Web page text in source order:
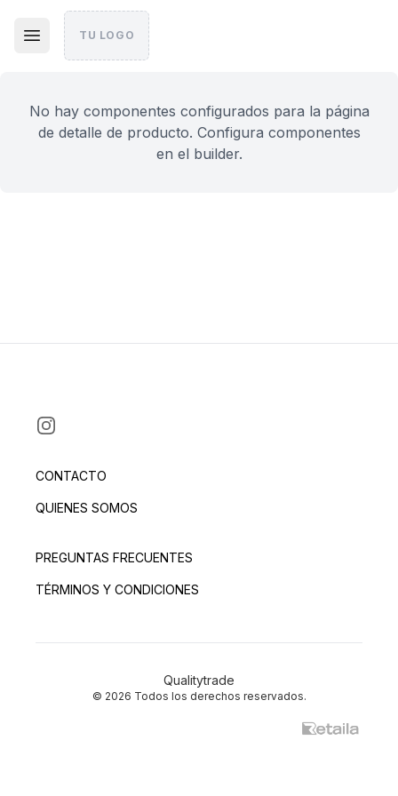
TU LOGO
No hay componentes configurados para la página
de detalle de producto. Configura componentes
en el builder.
INSTAGRAM
CONTACTO
QUIENES SOMOS
PREGUNTAS FRECUENTES
TÉRMINOS Y CONDICIONES
Qualitytrade
© 2026 Todos los derechos reservados.